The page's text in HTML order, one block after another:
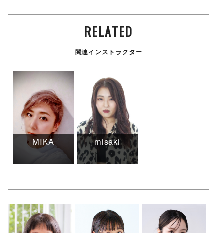
RELATED
関連インストラクター
MIKA misaki